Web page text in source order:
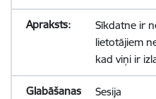
Sīkdatne ir
lietotājiem
kad viņi ir
Sesija